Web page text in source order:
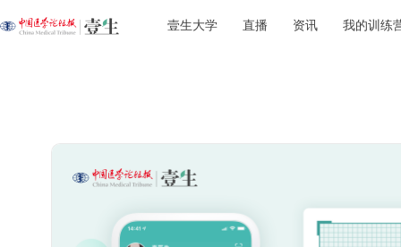
壹生大学 直播 资讯 我的训练